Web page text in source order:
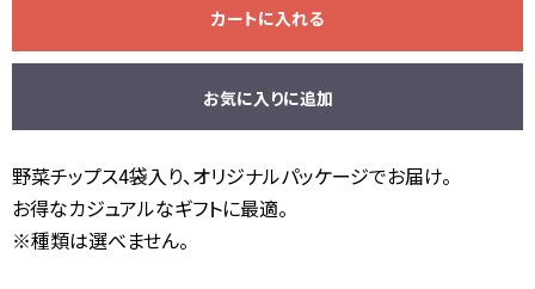
カートに入れる
お気に入りに追加
野菜チップス4袋入り、オリジナルパッケージでお届け。
お得なカジュアルなギフトに最適。
※種類は選べません。